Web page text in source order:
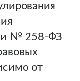
и № 258-ФЗ
от